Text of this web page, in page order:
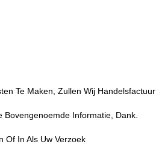
Te Maken, Zullen Wij Handelsfactuur
Informatie, Dank.
Of In Als Uw Verzoek